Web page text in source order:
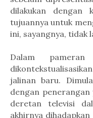
dilakukan dengan
tujuannya untuk
ini, sayangnya, tidak
Dalam
jalinan baru.
dengan
deretan televisi
akhirnya